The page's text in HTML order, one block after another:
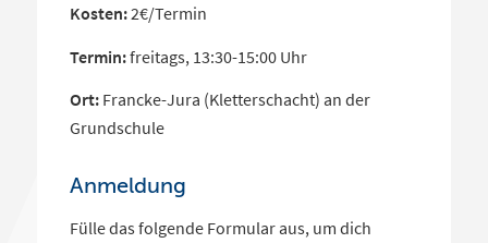
Kosten: 2€/Termin
Termin:freitags, 13:30-15:00 Uhr
Ort:Francke-Jura (Kletterschacht) an der
Grundschule
Anmeldung
Fülle das folgende Formular aus, um dich